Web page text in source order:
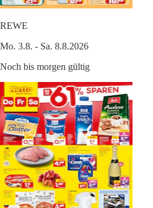
REWE
Mo. 3.8. - Sa. 8.8.2026
Noch bis morgen gültig